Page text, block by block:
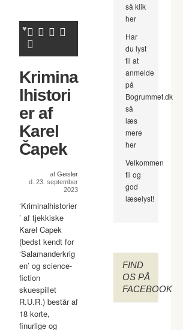
Krimina
lhistori
er af
Karel
Čapek
af Geisler
d. 23. september
2023
‘Kriminalhistorier
’ af tjekkiske
Karel Capek
(bedst kendt for
‘Salamanderkrig
en’ og science-
fiction
skuespillet
R.U.R.) består af
18 korte,
finurlige og
så klik
her
Har
du lyst
til at
anmelde
på
Bogrummet.dk
så
læs
mere
her
Velkommen
til og
god
læselyst!
FIND
OS PÅ
FACEBOOK